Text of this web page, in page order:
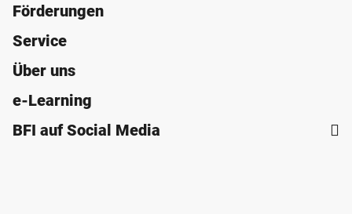
Förderungen
Service
Über uns
e-Learning
BFI auf Social Media